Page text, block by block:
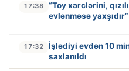
17:38
“Toy xərclərini,
evlənməsə yaxşıdır”
17:32
İşlədiyi evdən 10
saxlanıldı